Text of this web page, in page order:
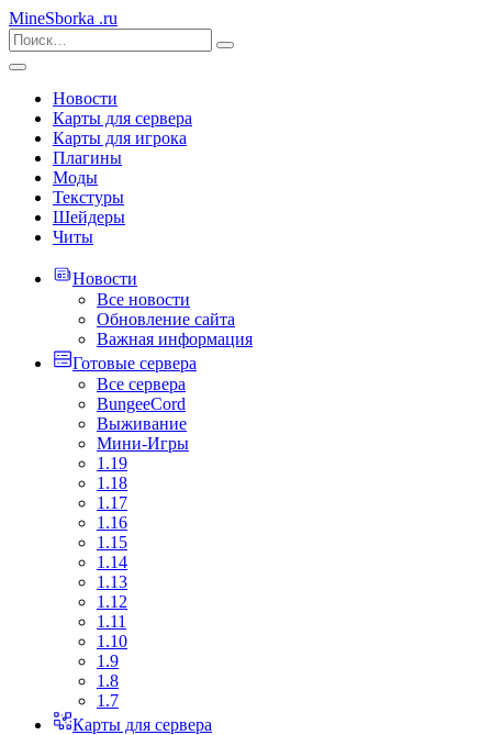
MineSborka .ru
Новости
Карты для сервера
Карты для игрока
Плагины
Моды
Текстуры
Шейдеры
Читы
Новости
Все новости
Обновление сайта
Важная информация
Готовые сервера
Все сервера
BungeeCord
Выживание
Мини-Игры
1.19
1.18
1.17
1.16
1.15
1.14
1.13
1.12
1.11
1.10
1.9
1.8
1.7
Карты для сервера